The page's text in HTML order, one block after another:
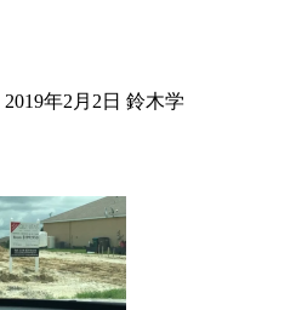
2019年2月2日 鈴木学